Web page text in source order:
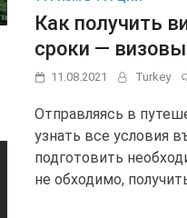
Как получить
сроки —
11.08.2021 Turkey
Отправляясь в
узнать все условия
подготовить
не обходимо,